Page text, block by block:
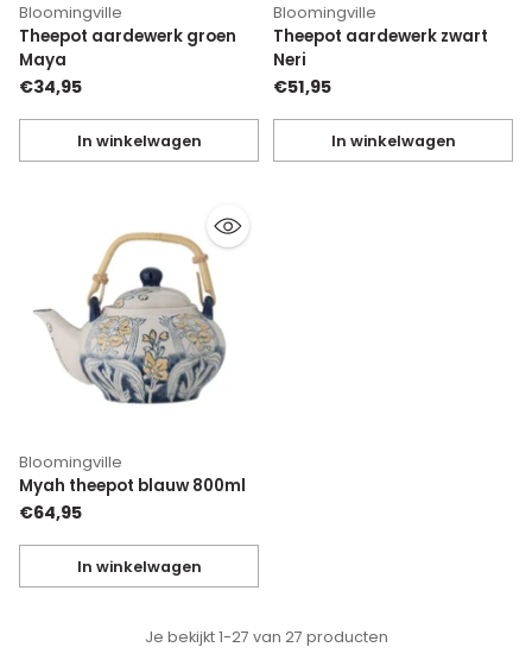
Bloomingville
Theepot aardewerk groen
Maya
€34,95
In winkelwagen
Hoeveelheid
Bloomingville
Theepot aardewerk zwart
Neri
€51,95
In winkelwagen
Hoeveelheid
Bloomingville
Myah theepot blauw 800ml
€64,95
In winkelwagen
Hoeveelheid
Je bekijkt 1-27 van 27 producten